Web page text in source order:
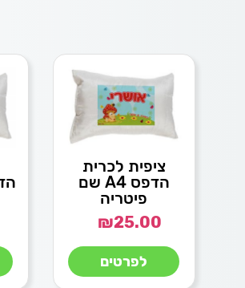
ציפית לכרית
הדפס A4 שם
פיטריה
₪25.00
לפרטים